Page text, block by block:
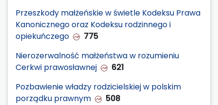
Przeszkody małżeńskie w świetle Kodeksu Prawa
Kanonicznego oraz Kodeksu rodzinnego i
opiekuńczego
775
Nierozerwalność małżeństwa w rozumieniu
Cerkwi prawosławnej
621
Pozbawienie władzy rodzicielskiej w polskim
porządku prawnym
508